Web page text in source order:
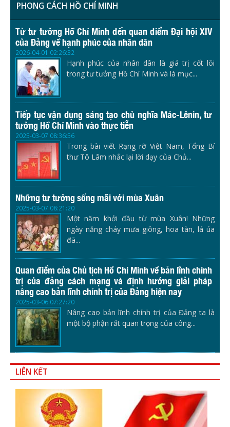
PHONG CÁCH HỒ CHÍ MINH
Từ tư tưởng Hồ Chí Minh đến quan điểm Đại hội XIV
của Đảng về hạnh phúc của nhân dân
2026-04-01 02:26:32
Hạnh phúc của nhân dân là giá trị cốt lõi
trong tư tưởng Hồ Chí Minh và là mục...
Tiếp tục vận dụng sáng tạo chủ nghĩa Mác-Lênin, tư
tưởng Hồ Chí Minh vào thực tiễn
2025-03-07 08:36:56
Trong bài viết Rạng rỡ Việt Nam, Tổng Bí
thư Tô Lâm nhắc lại lời dạy của Chủ...
Những tư tưởng sống mãi với mùa Xuân
2025-03-07 08:21:20
Một năm khởi đầu từ mùa Xuân! Những
ngày nắng cháy mưa giông, hoa tàn, lá úa
đã...
Quan điểm của Chủ tịch Hồ Chí Minh về bản lĩnh chính
trị của đảng cách mạng và định hướng giải pháp
nâng cao bản lĩnh chính trị của Đảng hiện nay
2025-03-06 07:27:20
Nâng cao bản lĩnh chính trị của Đảng ta là
một bộ phận rất quan trọng của công...
LIÊN KẾT